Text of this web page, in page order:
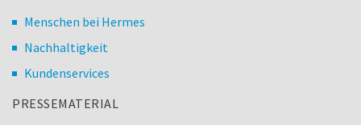
Menschen bei Hermes
Nachhaltigkeit
Kundenservices
PRESSEMATERIAL